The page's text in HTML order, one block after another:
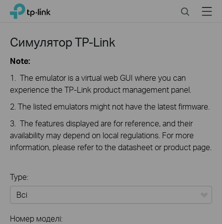
Click
navigation
TP-Link, Reliably Smart SearchMenu
Симулятор TP-Link
Note:
1. The emulator is a virtual web GUI where you can
experience the TP-Link product management panel.
2. The listed emulators might not have the latest firmware.
3. The features displayed are for reference, and their
availability may depend on local regulations. For more
information, please refer to the datasheet or product page.
Type:
Номер моделі: